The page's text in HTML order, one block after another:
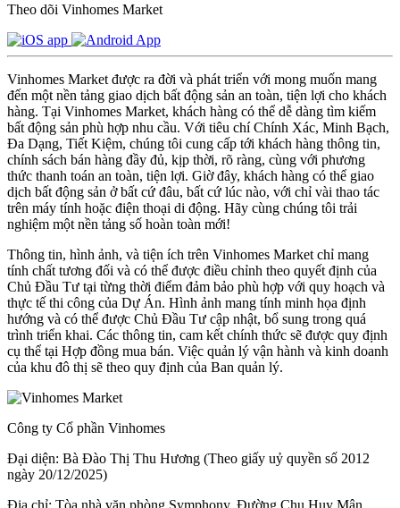
Theo dõi Vinhomes Market
Vinhomes Market được ra đời và phát triển với mong muốn mang
đến một nền tảng giao dịch bất động sản an toàn, tiện lợi cho khách
hàng. Tại Vinhomes Market, khách hàng có thể dễ dàng tìm kiếm
bất động sản phù hợp nhu cầu. Với tiêu chí Chính Xác, Minh Bạch,
Đa Dạng, Tiết Kiệm, chúng tôi cung cấp tới khách hàng thông tin,
chính sách bán hàng đầy đủ, kịp thời, rõ ràng, cùng với phương
thức thanh toán an toàn, tiện lợi. Giờ đây, khách hàng có thể giao
dịch bất động sản ở bất cứ đâu, bất cứ lúc nào, với chỉ vài thao tác
trên máy tính hoặc điện thoại di động. Hãy cùng chúng tôi trải
nghiệm một nền tảng số hoàn toàn mới!
Thông tin, hình ảnh, và tiện ích trên Vinhomes Market chỉ mang
tính chất tương đối và có thể được điều chỉnh theo quyết định của
Chủ Đầu Tư tại từng thời điểm đảm bảo phù hợp với quy hoạch và
thực tế thi công của Dự Án. Hình ảnh mang tính minh họa định
hướng và có thể được Chủ Đầu Tư cập nhật, bổ sung trong quá
trình triển khai. Các thông tin, cam kết chính thức sẽ được quy định
cụ thể tại Hợp đồng mua bán. Việc quản lý vận hành và kinh doanh
của khu đô thị sẽ theo quy định của Ban quản lý.
Công ty Cổ phần Vinhomes
Đại diện: Bà Đào Thị Thu Hương (Theo giấy uỷ quyền số 2012
ngày 20/12/2025)
Địa chỉ: Tòa nhà văn phòng Symphony, Đường Chu Huy Mân,